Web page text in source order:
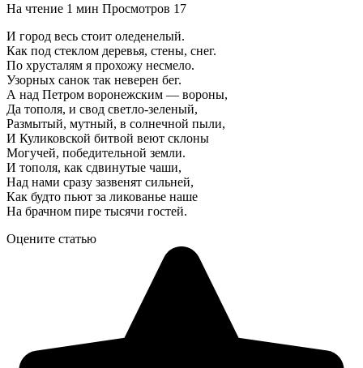
На чтение 1 мин Просмотров 17
И город весь стоит оледенелый.
Как под стеклом деревья, стены, снег.
По хрусталям я прохожу несмело.
Узорных санок так неверен бег.
А над Петром воронежским — вороны,
Да тополя, и свод светло-зеленый,
Размытый, мутный, в солнечной пыли,
И Куликовской битвой веют склоны
Могучей, победительной земли.
И тополя, как сдвинутые чаши,
Над нами сразу зазвенят сильней,
Как будто пьют за ликованье наше
На брачном пире тысячи гостей.
Оцените статью